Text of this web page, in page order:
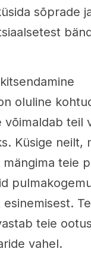
sõprade
oluline
teil
Küsige neilt,
teie
teie
vahel.